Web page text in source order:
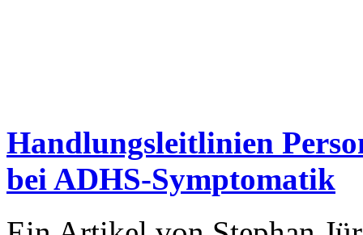
Handlungsleitlinien
bei ADHS-Symptomatik